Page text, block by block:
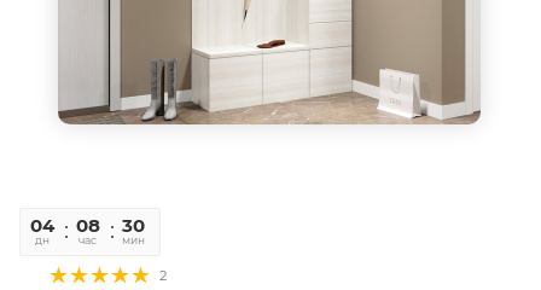
04
дн
08
час
30
мин
2